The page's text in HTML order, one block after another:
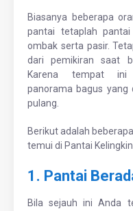
Biasanya beberapa
pantai tetaplah
ombak serta pasir.
dari pemikiran saat
Karena tempat ini
panorama bagus
pulang.
Berikut adalah
temui di Pantai
1. Pantai
Bila sejauh ini Anda